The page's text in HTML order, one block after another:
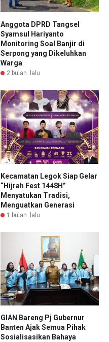
Anggota DPRD Tangsel
Syamsul Hariyanto
Monitoring Soal Banjir di
Serpong yang Dikeluhkan
Warga
2 bulan lalu
Kecamatan Legok Siap Gelar
“Hijrah Fest 1448H”
Menyatukan Tradisi,
Menguatkan Generasi
1 bulan lalu
GIAN Bareng Pj Gubernur
Banten Ajak Semua Pihak
Sosialisasikan Bahaya